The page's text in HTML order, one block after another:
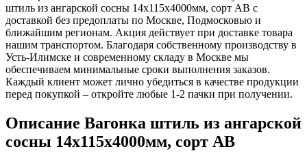
штиль из ангарской сосны 14x115x4000мм, сорт AB с
доставкой без предоплаты по Москве, Подмосковью и
ближайшим регионам. Акция действует при доставке товара
нашим транспортом. Благодаря собственному производству в
Усть-Илимске и современному складу в Москве мы
обеспечиваем минимальные сроки выполнения заказов.
Каждый клиент может лично убедиться в качестве продукции
перед покупкой – откройте любые 1-2 пачки при получении.
Описание Вагонка штиль из ангарской
сосны 14x115x4000мм, сорт AB